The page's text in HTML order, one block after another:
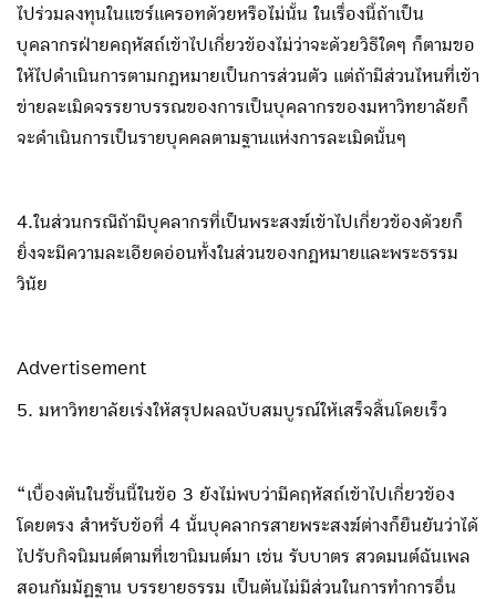
ไปร่วมลงทุนในแชร์แครอทด้วยหรือไม่นั้น ในเรื่องนี้ถ้าเป็น
บุคลากรฝ่ายคฤหัสถ์เข้าไปเกี่ยวข้องไม่ว่าจะด้วยวิธีใดๆ ก็ตามขอ
ให้ไปดำเนินการตามกฎหมายเป็นการส่วนตัว แต่ถ้ามีส่วนไหนที่เข้า
ข่ายละเมิดจรรยาบรรณของการเป็นบุคลากรของมหาวิทยาลัยก็
จะดำเนินการเป็นรายบุคคลตามฐานแห่งการละเมิดนั้นๆ
4.ในส่วนกรณีถ้ามีบุคลากรที่เป็นพระสงฆ์เข้าไปเกี่ยวข้องด้วยก็
ยิ่งจะมีความละเอียดอ่อนทั้งในส่วนของกฎหมายและพระธรรม
วินัย
Advertisement
5. มหาวิทยาลัยเร่งให้สรุปผลฉบับสมบูรณ์ให้เสร็จสิ้นโดยเร็ว
“เบื้องต้นในชั้นนี้ในข้อ 3 ยังไม่พบว่ามีคฤหัสถ์เข้าไปเกี่ยวข้อง
โดยตรง สำหรับข้อที่ 4 นั้นบุคลากรสายพระสงฆ์ต่างก็ยืนยันว่าได้
ไปรับกิจนิมนต์ตามที่เขานิมนต์มา เช่น รับบาตร สวดมนต์ฉันเพล
สอนกัมมัฏฐาน บรรยายธรรม เป็นต้นไม่มีส่วนในการทำการอื่น